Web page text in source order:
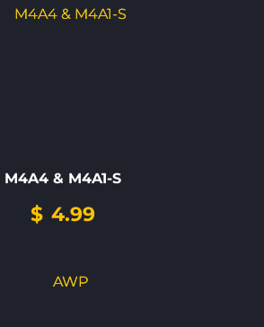
M4A4 & M4A1-S
$ 4.99